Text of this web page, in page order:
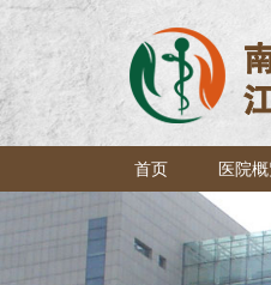
首页 医院